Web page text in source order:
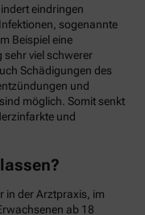
eindringen
sogenannte
Beispiel eine
viel schwerer
Schädigungen des
und
möglich. Somit senkt
und
in der Arztpraxis, im
ab 18